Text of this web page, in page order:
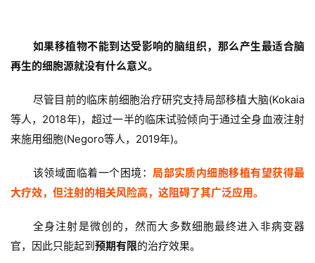
如果移植物不能到达受影响的脑组织，那么产生最适合脑
再生的细胞源就没有什么意义。
尽管目前的临床前细胞治疗研究支持局部移植大脑(Kokaia
等人，2018年)，超过一半的临床试验倾向于通过全身血液注射
来施用细胞(Negoro等人，2019年)。
该领域面临着一个困境：局部实质内细胞移植有望获得最
大疗效，但注射的相关风险高，这阻碍了其广泛应用。
全身注射是微创的，然而大多数细胞最终进入非病变器
官，因此只能起到预期有限的治疗效果。